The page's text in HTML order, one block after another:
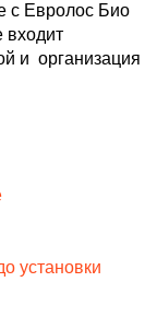
с Евролос Био
входит
и организация